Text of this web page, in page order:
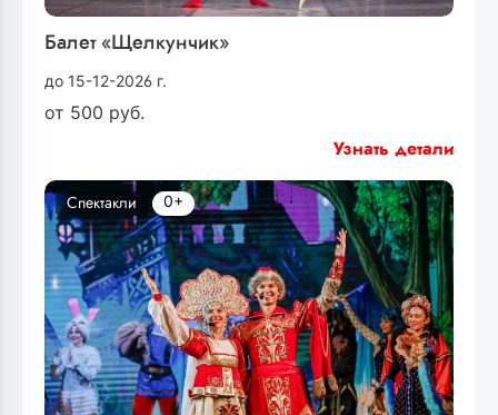
Балет «Щелкунчик»
до 15-12-2026 г.
от 500 руб.
Узнать детали
Спектакли 0+